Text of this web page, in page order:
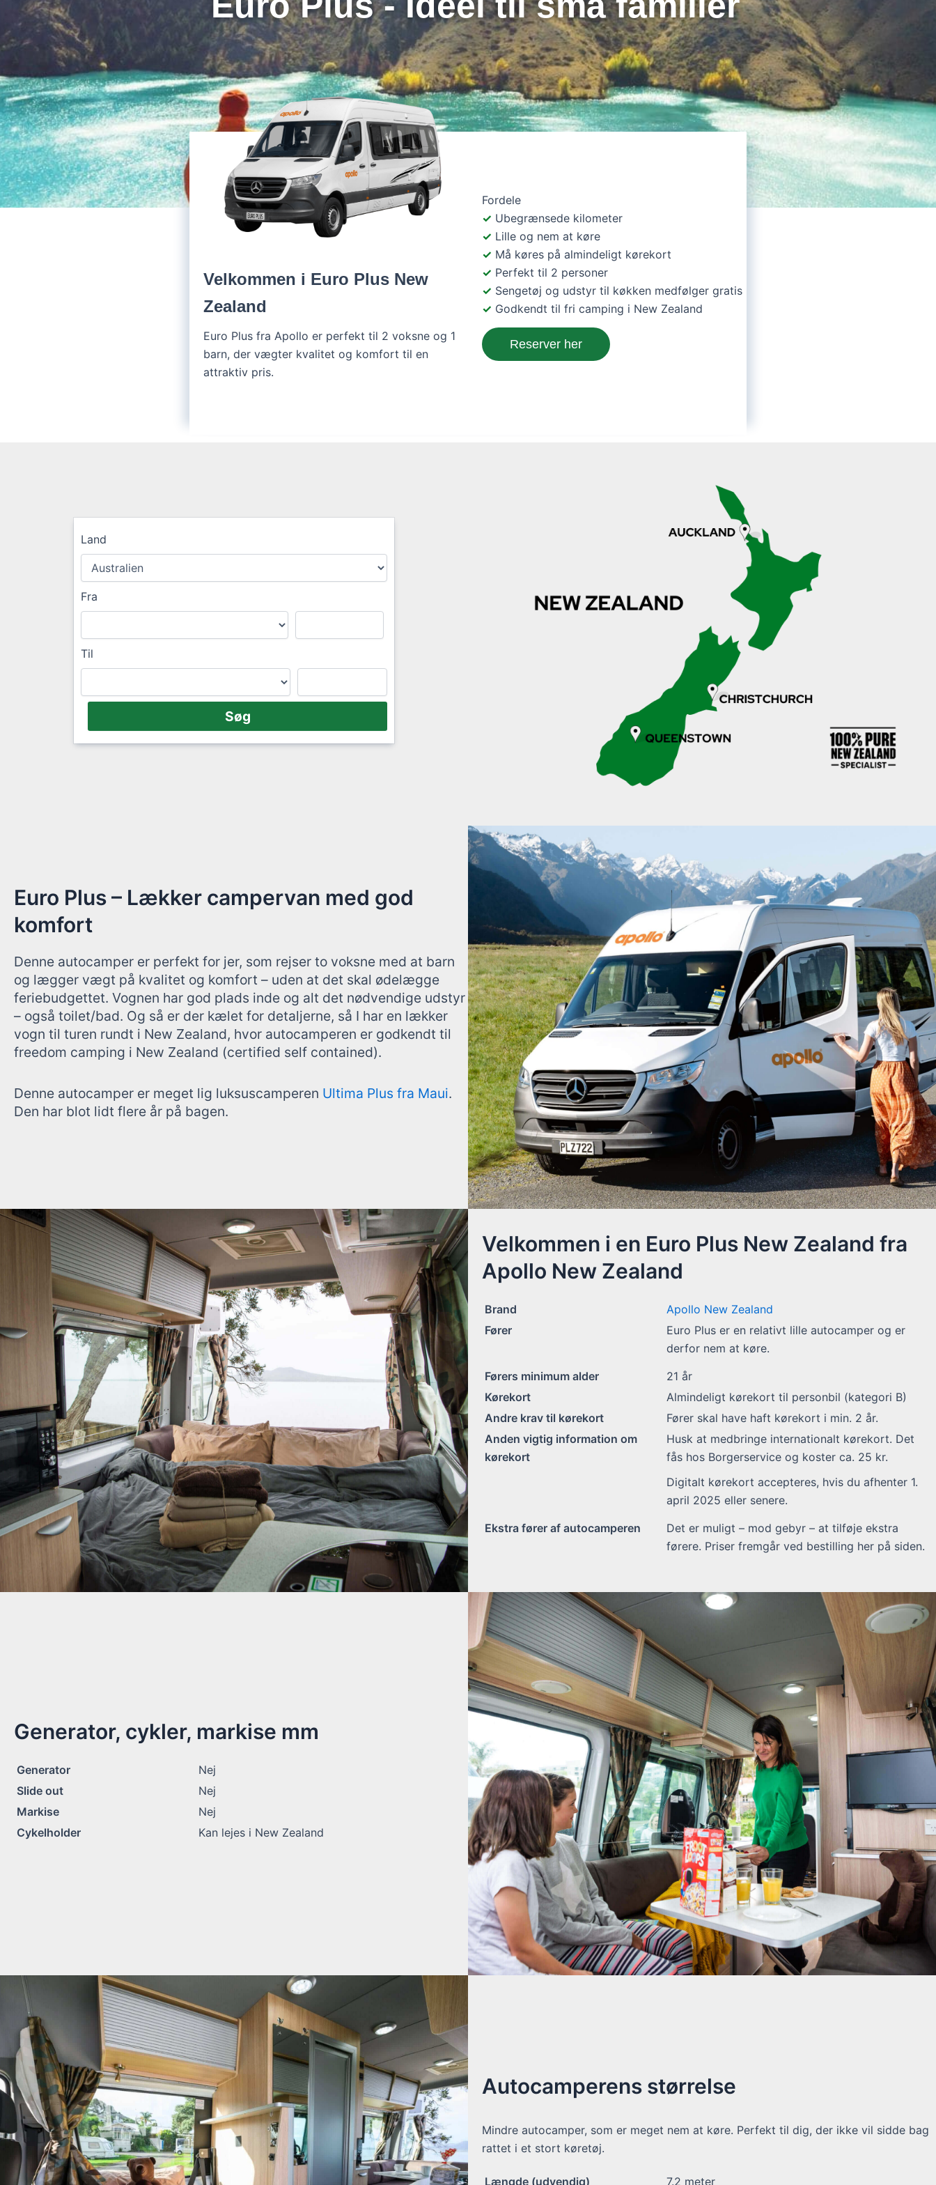
Velkommen i Euro Plus New
Zealand
Euro Plus fra Apollo er perfekt til 2 voksne og 1
barn, der vægter kvalitet og komfort til en
attraktiv pris.
Fordele
Ubegrænsede kilometer
Lille og nem at køre
Må køres på almindeligt kørekort
Perfekt til 2 personer
Sengetøj og udstyr til køkken medfølger gratis
Godkendt til fri camping i New Zealand
Reserver her
Land
Fra
Til
Euro Plus – Lækker campervan med god
komfort
Denne autocamper er perfekt for jer, som rejser to voksne med at barn
og lægger vægt på kvalitet og komfort – uden at det skal ødelægge
feriebudgettet. Vognen har god plads inde og alt det nødvendige udstyr
– også toilet/bad. Og så er der kælet for detaljerne, så I har en lækker
vogn til turen rundt i New Zealand, hvor autocamperen er godkendt til
freedom camping i New Zealand (certified self contained).
Denne autocamper er meget lig luksuscamperen Ultima Plus fra Maui.
Den har blot lidt flere år på bagen.
Velkommen i en Euro Plus New Zealand fra
Apollo New Zealand
Brand
Apollo New Zealand
Fører
Euro Plus er en relativt lille autocamper og er
derfor nem at køre.
Førers minimum alder
21 år
Kørekort
Almindeligt kørekort til personbil (kategori B)
Andre krav til kørekort
Fører skal have haft kørekort i min. 2 år.
Anden vigtig information om
kørekort
Husk at medbringe internationalt kørekort. Det
fås hos Borgerservice og koster ca. 25 kr.
Digitalt kørekort accepteres, hvis du afhenter 1.
april 2025 eller senere.
Ekstra fører af autocamperen
Det er muligt – mod gebyr – at tilføje ekstra
førere. Priser fremgår ved bestilling her på siden.
Generator, cykler, markise mm
Generator
Nej
Slide out
Nej
Markise
Nej
Cykelholder
Kan lejes i New Zealand
Autocamperens størrelse
Mindre autocamper, som er meget nem at køre. Perfekt til dig, der ikke vil sidde bag
rattet i et stort køretøj.
Længde (udvendig) 7.2 meter